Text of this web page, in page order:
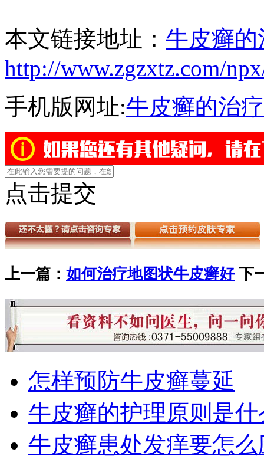
本文链接地址： 牛皮癣
http://www.zgzxtz.com/
手机版网址:牛皮癣的治
点击提交
上一篇： 如何治疗地图状牛皮癣好下
怎样预防牛皮癣蔓延
牛皮癣的护理原则是什
牛皮癣患处发痒要怎么